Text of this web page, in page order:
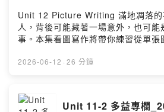
Unit 12 Picture Writing 滿地凋落的花、一對神情焦急的
人，背後可能藏著一場意外，也可
事。本集看圖寫作將帶你練習從單張
理，寫出情節合理、結局完整的英文
2026-06-12 · 26 分鐘
Unit 11-2 多益專欄